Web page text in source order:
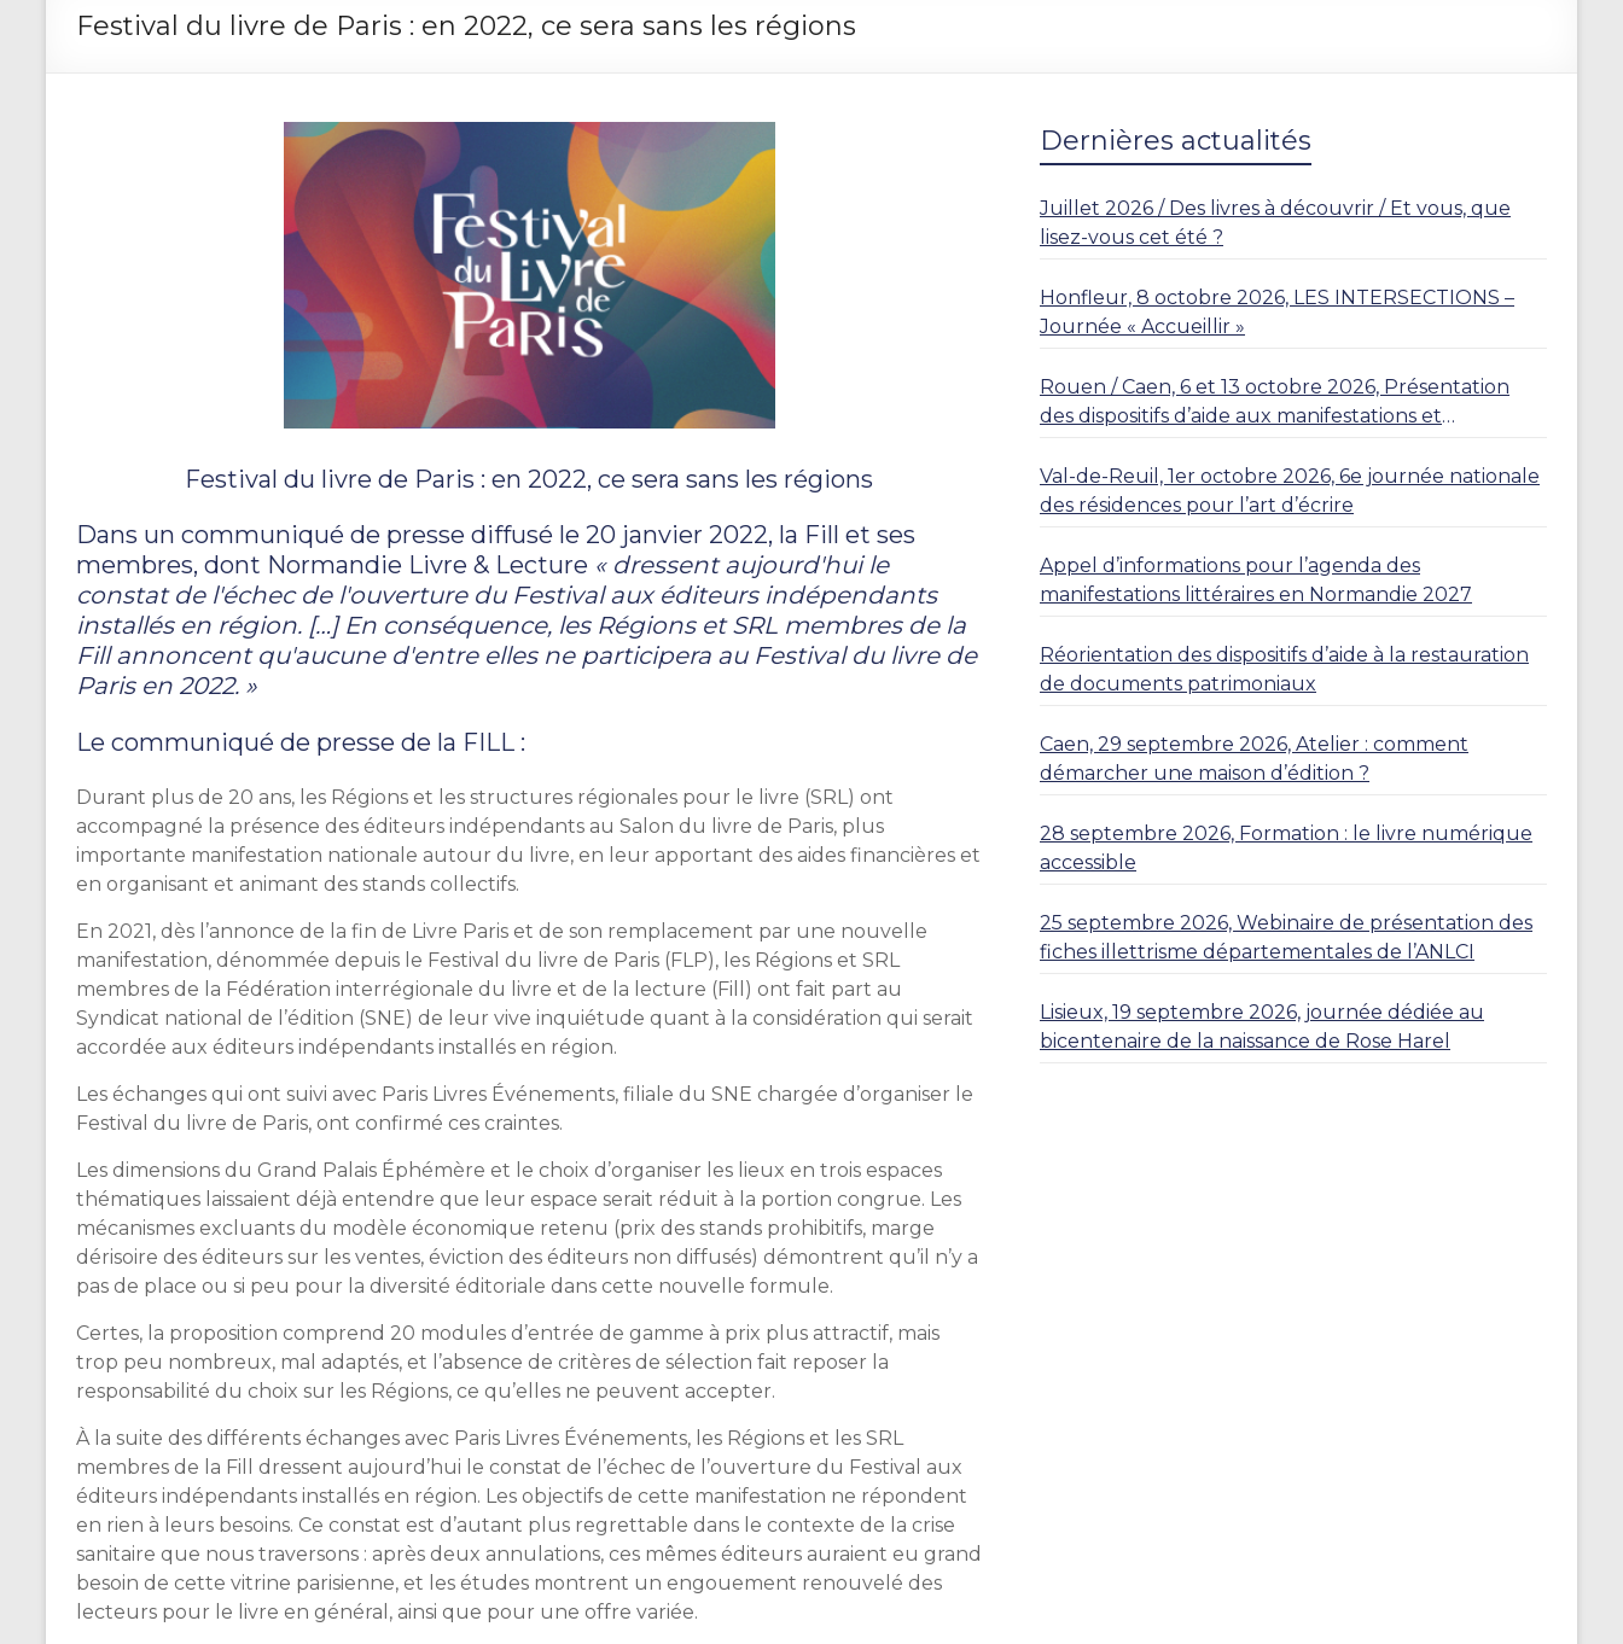
Festival du livre de Paris : en 2022, ce sera sans les régions
Festival du livre de Paris : en 2022, ce sera sans les régions
Dans un communiqué de presse diffusé le 20 janvier 2022, la Fill et ses
membres, dont Normandie Livre & Lecture « dressent aujourd'hui le
constat de l'échec de l'ouverture du Festival aux éditeurs indépendants
installés en région. […] En conséquence, les Régions et SRL membres de la
Fill annoncent qu'aucune d'entre elles ne participera au Festival du livre de
Paris en 2022. »
Le communiqué de presse de la FILL :
Durant plus de 20 ans, les Régions et les structures régionales pour le livre (SRL) ont
accompagné la présence des éditeurs indépendants au Salon du livre de Paris, plus
importante manifestation nationale autour du livre, en leur apportant des aides financières et
en organisant et animant des stands collectifs.
En 2021, dès l’annonce de la fin de Livre Paris et de son remplacement par une nouvelle
manifestation, dénommée depuis le Festival du livre de Paris (FLP), les Régions et SRL
membres de la Fédération interrégionale du livre et de la lecture (Fill) ont fait part au
Syndicat national de l’édition (SNE) de leur vive inquiétude quant à la considération qui serait
accordée aux éditeurs indépendants installés en région.
Les échanges qui ont suivi avec Paris Livres Événements, filiale du SNE chargée d’organiser le
Festival du livre de Paris, ont confirmé ces craintes.
Les dimensions du Grand Palais Éphémère et le choix d’organiser les lieux en trois espaces
thématiques laissaient déjà entendre que leur espace serait réduit à la portion congrue. Les
mécanismes excluants du modèle économique retenu (prix des stands prohibitifs, marge
dérisoire des éditeurs sur les ventes, éviction des éditeurs non diffusés) démontrent qu’il n’y a
pas de place ou si peu pour la diversité éditoriale dans cette nouvelle formule.
Certes, la proposition comprend 20 modules d’entrée de gamme à prix plus attractif, mais
trop peu nombreux, mal adaptés, et l’absence de critères de sélection fait reposer la
responsabilité du choix sur les Régions, ce qu’elles ne peuvent accepter.
À la suite des différents échanges avec Paris Livres Événements, les Régions et les SRL
membres de la Fill dressent aujourd’hui le constat de l’échec de l’ouverture du Festival aux
éditeurs indépendants installés en région. Les objectifs de cette manifestation ne répondent
en rien à leurs besoins. Ce constat est d’autant plus regrettable dans le contexte de la crise
sanitaire que nous traversons : après deux annulations, ces mêmes éditeurs auraient eu grand
besoin de cette vitrine parisienne, et les études montrent un engouement renouvelé des
lecteurs pour le livre en général, ainsi que pour une offre variée.
Dernières actualités
Juillet 2026 / Des livres à découvrir / Et vous, que
lisez-vous cet été ?
Honfleur, 8 octobre 2026, LES INTERSECTIONS –
Journée « Accueillir »
Rouen / Caen, 6 et 13 octobre 2026, Présentation
des dispositifs d’aide aux manifestations et
Val-de-Reuil, 1er octobre 2026, 6e journée nationale
des résidences pour l’art d’écrire
Appel d’informations pour l’agenda des
manifestations littéraires en Normandie 2027
Réorientation des dispositifs d’aide à la restauration
de documents patrimoniaux
Caen, 29 septembre 2026, Atelier : comment
démarcher une maison d’édition ?
28 septembre 2026, Formation : le livre numérique
accessible
25 septembre 2026, Webinaire de présentation des
fiches illettrisme départementales de l’ANLCI
Lisieux, 19 septembre 2026, journée dédiée au
bicentenaire de la naissance de Rose Harel